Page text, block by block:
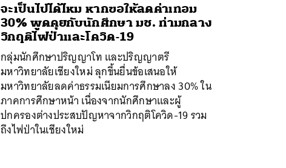
จะเป็นไปได้ไหม หากขอให้ลดค่าเทอม
30% พูดคุยกับนักศึกษา มช. ท่ามกลาง
วิกฤติไฟป่าและโควิด-19
กลุ่มนักศึกษาปริญญาโท และปริญญาตรี
มหาวิทยาลัยเชียงใหม่ ลุกขึ้นยื่นข้อเสนอให้
มหาวิทยาลัยลดค่าธรรมเนียมการศึกษาลง 30% ใน
ภาคการศึกษาหน้า เนื่องจากนักศึกษาและผู้
ปกครองต่างประสบปัญหาจากวิกฤติโควิด-19 รวม
ถึงไฟป่าในเชียงใหม่